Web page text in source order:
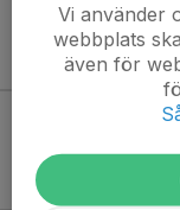
Kommande
Vi använder
webbplats
även för